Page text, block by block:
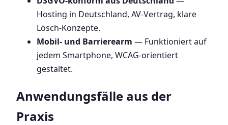
Hosting in Deutschland, AV-Vertrag, klare
Lösch-Konzepte.
Mobil- und Barrierearm — Funktioniert auf
jedem Smartphone, WCAG-orientiert
gestaltet.
Anwendungsfälle aus der
Praxis